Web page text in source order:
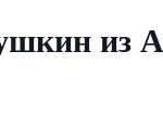
из